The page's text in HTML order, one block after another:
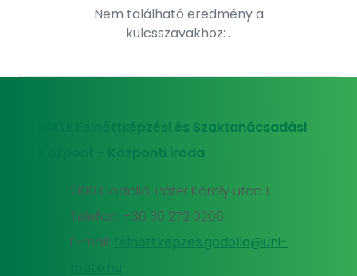
Nem található eredmény a
kulcsszavakhoz: .
MATE Felnőttképzési és Szaktanácsadási
Központ - Központi iroda
2100 Gödöllő, Páter Károly utca 1.
Telefon: +36 30 272 0206
E-mail:
felnottkepzes.godollo@uni-